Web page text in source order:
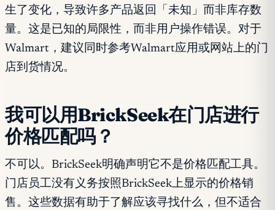
生了变化，导致许多产品返回「未知」而非库存数
量。这是已知的局限性，而非用户操作错误。对于
Walmart，建议同时参考Walmart应用或网站上的门
店到货情况。
我可以用BrickSeek在门店进行
价格匹配吗？
不可以。BrickSeek明确声明它不是价格匹配工具。
门店员工没有义务按照BrickSeek上显示的价格销
售。这些数据有助于了解应该寻找什么，但不适合